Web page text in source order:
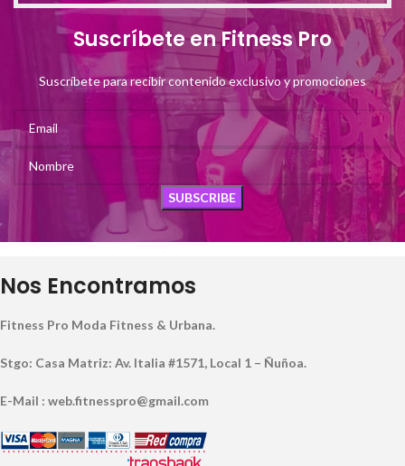
Suscríbete en Fitness Pro
Suscríbete para recibir contenido exclusivo y promociones
Nos Encontramos
Fitness Pro Moda Fitness & Urbana.
Stgo: Casa Matriz: Av. Italia #1571, Local 1 – Ñuñoa.
E-Mail : web.fitnesspro@gmail.com